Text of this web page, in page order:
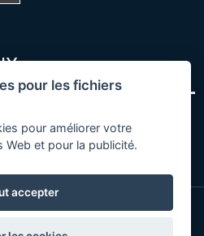
SYSTEM, s.r.o. | Webdesign
pour les fichiers
pour améliorer votre
Web et pour la publicité.
accepter